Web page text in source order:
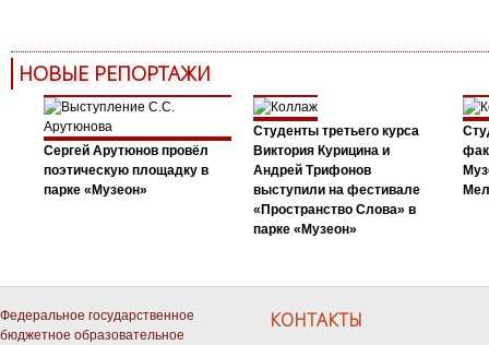
НОВЫЕ РЕПОРТАЖИ
Сергей Арутюнов провёл
поэтическую площадку в
парке «Музеон»
Студенты третьего курса
Виктория Курицина и
Андрей Трифонов
выступили на фестивале
«Пространство Слова» в
парке «Музеон»
Федеральное государственное
бюджетное образовательное
КОНТАКТЫ